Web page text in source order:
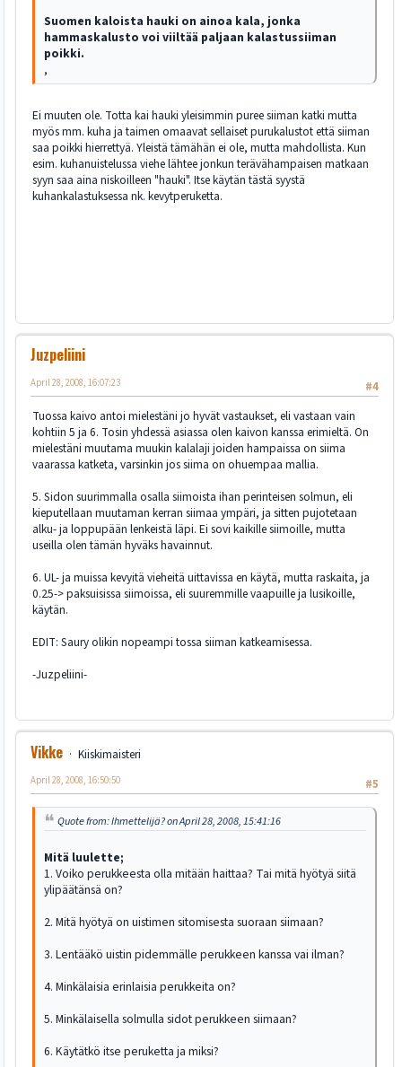
Suomen kaloista hauki on ainoa kala, jonka
hammaskalusto voi viiltää paljaan kalastussiiman
poikki.
,
Ei muuten ole. Totta kai hauki yleisimmin puree siiman katki mutta
myös mm. kuha ja taimen omaavat sellaiset purukalustot että siiman
saa poikki hierrettyä. Yleistä tämähän ei ole, mutta mahdollista. Kun
esim. kuhanuistelussa viehe lähtee jonkun terävähampaisen matkaan
syyn saa aina niskoilleen "hauki". Itse käytän tästä syystä
kuhankalastuksessa nk. kevytperuketta.
Juzpeliini
#4
April 28, 2008, 16:07:23
Tuossa kaivo antoi mielestäni jo hyvät vastaukset, eli vastaan vain
kohtiin 5 ja 6. Tosin yhdessä asiassa olen kaivon kanssa erimieltä. On
mielestäni muutama muukin kalalaji joiden hampaissa on siima
vaarassa katketa, varsinkin jos siima on ohuempaa mallia.
5. Sidon suurimmalla osalla siimoista ihan perinteisen solmun, eli
kieputellaan muutaman kerran siimaa ympäri, ja sitten pujotetaan
alku- ja loppupään lenkeistä läpi. Ei sovi kaikille siimoille, mutta
useilla olen tämän hyväks havainnut.
6. UL- ja muissa kevyitä vieheitä uittavissa en käytä, mutta raskaita, ja
0.25-> paksuisissa siimoissa, eli suuremmille vaapuille ja lusikoille,
käytän.
EDIT: Saury olikin nopeampi tossa siiman katkeamisessa.
-Juzpeliini-
Vikke
Kiiskimaisteri
#5
April 28, 2008, 16:50:50
Quote from: Ihmettelijä? on April 28, 2008, 15:41:16
Mitä luulette;
1. Voiko perukkeesta olla mitään haittaa? Tai mitä hyötyä siitä
ylipäätänsä on?
2. Mitä hyötyä on uistimen sitomisesta suoraan siimaan?
3. Lentääkö uistin pidemmälle perukkeen kanssa vai ilman?
4. Minkälaisia erinlaisia perukkeita on?
5. Minkälaisella solmulla sidot perukkeen siimaan?
6. Käytätkö itse peruketta ja miksi?